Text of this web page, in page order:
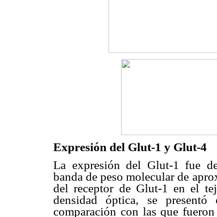
Expresión del Glut-1 y Glut-4
La expresión del Glut-1 fue
banda de peso molecular de
del receptor de Glut-1 en el
densidad óptica, se
comparación con las que